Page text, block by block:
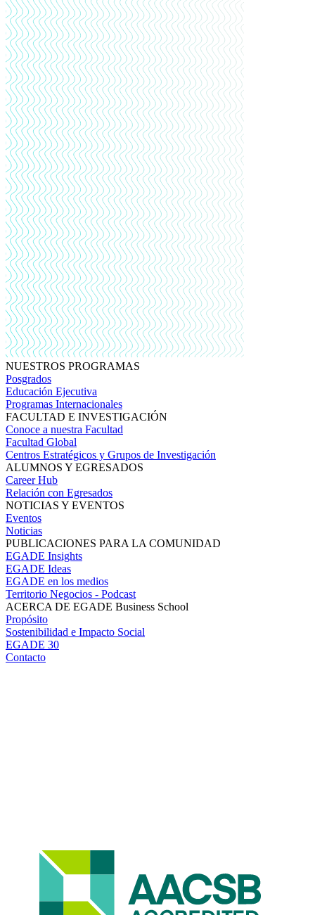
NUESTROS PROGRAMAS
Posgrados
Educación Ejecutiva
Programas Internacionales
FACULTAD E INVESTIGACIÓN
Conoce a nuestra Facultad
Facultad Global
Centros Estratégicos y Grupos de Investigación
ALUMNOS Y EGRESADOS
Career Hub
Relación con Egresados
NOTICIAS Y EVENTOS
Eventos
Noticias
PUBLICACIONES PARA LA COMUNIDAD
EGADE Insights
EGADE Ideas
EGADE en los medios
Territorio Negocios - Podcast
ACERCA DE EGADE Business School
Propósito
Sostenibilidad e Impacto Social
EGADE 30
Contacto